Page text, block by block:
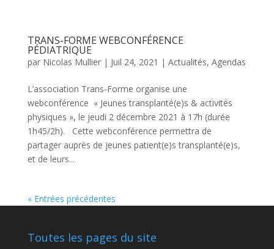
TRANS-FORME WEBCONFÉRENCE
PÉDIATRIQUE
par Nicolas Mullier| Juil 24, 2021 | Actualités, Agendas
L’association Trans-Forme organise une
webconférence « Jeunes transplanté(e)s & activités
physiques », le jeudi 2 décembre 2021 à 17h (durée
1h45/2h). Cette webconférence permettra de
partager auprès de jeunes patient(e)s transplanté(e)s,
et de leurs...
« Entrées précédentes
Toutes les pages du site